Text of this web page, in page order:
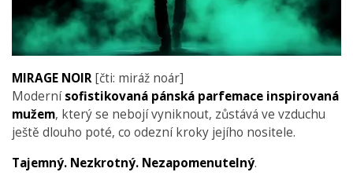
MIRAGE NOIR[čti: miráž noár]
Modernísofistikovaná pánská parfemace inspirovaná
mužem, který se nebojí vyniknout, zůstává ve vzduchu
ještě dlouho poté, co odezní kroky jejího nositele.
Tajemný. Nezkrotný. Nezapomenutelný.